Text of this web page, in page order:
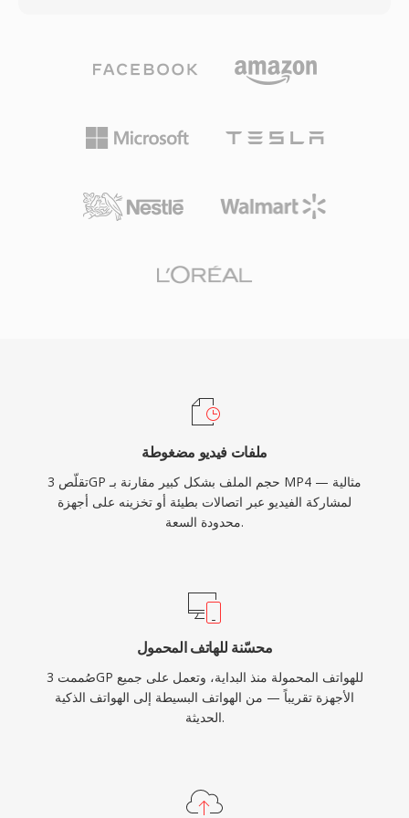
الحديثة التي يحملها، توزيع فيديو عالي الجودة بأحجام
ملفات عملية عبر الشبكات محدودة النطاق الترددي
الوسائط المتعددة إلى الأجهزة المحمولة خلال حقبة
وعتاد الأجهزة تفرض قيوداً صارمة على أحجام
الملفات. تتخلص الحاوية المبسطة من الحمل الزائد
أصغر حجماً بشكل ملحوظ تُبث بشكل موثوق عبر
والصور الثابتة داخل الحاوية. ضمن الاعتماد الواسع من
ملفات فيديو مضغوطة
تقلّص 3GP حجم الملف بشكل كبير مقارنة بـ MP4 — مثالية
لمشاركة الفيديو عبر اتصالات بطيئة أو تخزينه على أجهزة
محدودة السعة.
محسّنة للهاتف المحمول
صُممت 3GP للهواتف المحمولة منذ البداية، وتعمل على جميع
الأجهزة تقريباً — من الهواتف البسيطة إلى الهواتف الذكية
الحديثة.